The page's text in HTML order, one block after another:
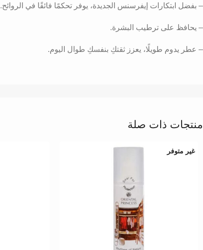
– بفضل ابتكارات إيفرسنس الجديدة، يوفر تحكمًا فائقًا في الروائح.
– يحافظ على ترطيب البشرة.
– عطر يدوم طويلًا، يعزز ثقتكِ بنفسكِ طوال اليوم.
منتجات ذات صلة
غير متوفر